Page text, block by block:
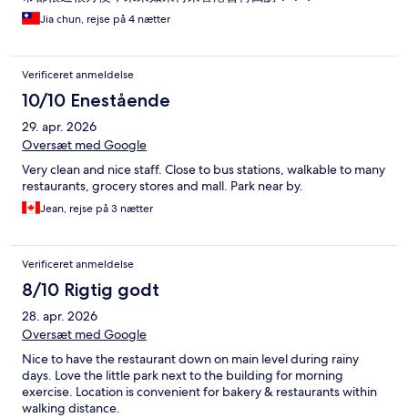
Jia chun, rejse på 4 nætter
Verificeret anmeldelse
10/10 Enestående
29. apr. 2026
Oversæt med Google
Very clean and nice staff. Close to bus stations, walkable to many
restaurants, grocery stores and mall. Park near by.
Jean, rejse på 3 nætter
Verificeret anmeldelse
8/10 Rigtig godt
28. apr. 2026
Oversæt med Google
Nice to have the restaurant down on main level during rainy
days. Love the little park next to the building for morning
exercise. Location is convenient for bakery & restaurants within
walking distance.